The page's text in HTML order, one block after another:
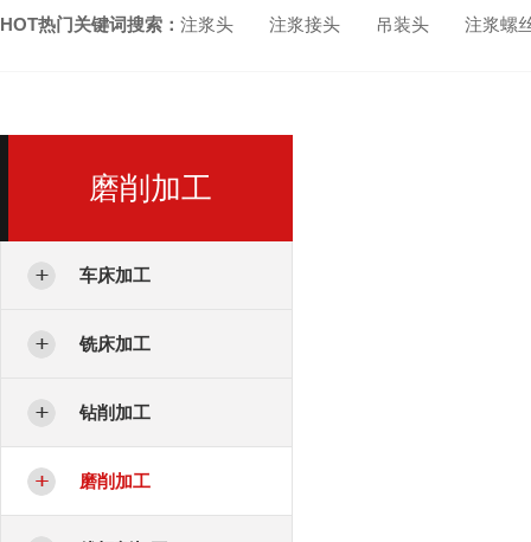
HOT热门关键词搜索： 注浆头 注浆接头 吊装头 注浆螺
磨削加工
车床加工
铣床加工
钻削加工
磨削加工